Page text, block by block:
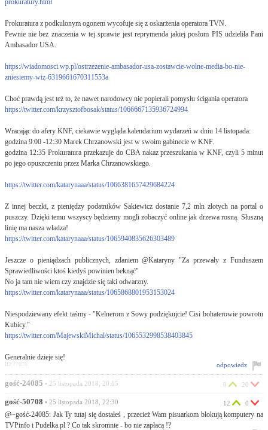
prokuratury.html
Prokuratura z podkulonym ogonem wycofuje się z oskarżenia operatora TVN.
Pewnie nie bez znaczenia w tej sprawie jest reprymenda jakiej posłom PIS udzieliła Pani
Ambasador USA.
https://wiadomosci.wp.pl/ostrzezenie-ambasador-usa-zostawcie-wolne-media-bo-nie-
zniesiemy-wiz-6319661670311553a
Choć prawdą jest też to, że nawet narodowcy nie popierali pomysłu ścigania operatora
https://twitter.com/krzysztofbosak/status/1066667135936724994
Wracając do afery KNF, ciekawie wygląda kalendarium wydarzeń w dniu 14 listopada:
godzina 9:00 -12:30 Marek Chrzanowski jest w swoim gabinecie w KNF.
godzina 12:35 Prokuratura przekazuje do CBA nakaz przeszukania w KNF, czyli 5 minut
po jego opuszczeniu przez Marka Chrzanowskiego.
https://twitter.com/katarynaaa/status/1066381657429684224
Z innej beczki, z pieniędzy podatników Sakiewicz dostanie 7,2 mln złotych na portal o
puszczy. Dzięki temu wszyscy będziemy mogli zobaczyć online jak drzewa rosną. Słuszną
linię ma nasza władza!
https://twitter.com/katarynaaa/status/1065940835626303489
Jeszcze o pieniądzach publicznych, zdaniem @Kataryny "Za przewały z Funduszem
Sprawiedliwości ktoś kiedyś powinien beknąć"
No ja tam nie wiem czy znajdzie się taki odwarzny.
https://twitter.com/katarynaaa/status/1065868801953153024
Niespodziewany efekt taśmy - "Kelnerom z Sowy podziękujcie! Cisi bohaterowie powrotu
Kubicy."
https://twitter.com/MajewskiMichal/status/1065532998538403845
Generalnie dzieje się!
odpowiedz
ID:77676
gość-24085 • 25 listopada 2018, 20:05 0 20
gość-50708 • 25 listopada 2018, 22:30
@~gość-24085: Jak Ty tutaj się dostałeś , przecież Wam pisuarkom blokują komputery na
TVPinfo i Pudelka.pl ? Co tak skromnie - bo nie zapłacą !?
12 0